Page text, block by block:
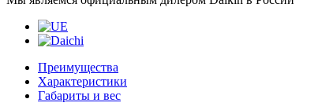
Преимущества
Характеристики
Габариты и вес